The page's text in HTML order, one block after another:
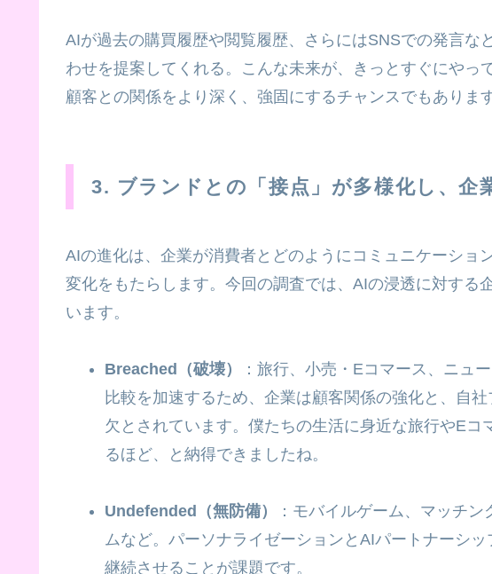
AIが過去の購買履歴や閲覧履歴、さらにはSNSでの発言な
わせを提案してくれる。こんな未来が、きっとすぐにやっ
顧客との関係をより深く、強固にするチャンスでもあります
3. ブランドとの「接点」が多様化し、企
AIの進化は、企業が消費者とどのようにコミュニケーショ
変化をもたらします。今回の調査では、AIの浸透に対する
います。
Breached（破壊）
：旅行、小売・Eコマース、ニュ
比較を加速するため、企業は顧客関係の強化と、自
欠とされています。僕たちの生活に身近な旅行やEコ
るほど、と納得できましたね。
Undefended（無防備）
：モバイルゲーム、マッチ
ムなど。パーソナライゼーションとAIパートナーシ
継続させることが課題です。